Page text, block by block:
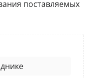
поставляемых